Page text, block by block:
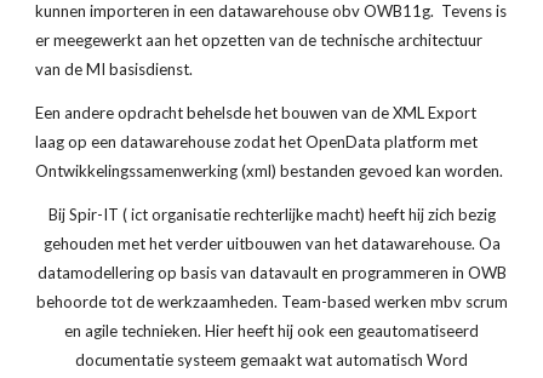
kunnen importeren in een datawarehouse obv OWB11g. Tevens is
er meegewerkt aan het opzetten van de technische architectuur
van de MI basisdienst.
Een andere opdracht behelsde het bouwen van de XML Export
laag op een datawarehouse zodat het OpenData platform met
Ontwikkelingssamenwerking (xml) bestanden gevoed kan worden.
Bij Spir-IT ( ict organisatie rechterlijke macht) heeft hij zich bezig
gehouden met het verder uitbouwen van het datawarehouse. Oa
datamodellering op basis van datavault en programmeren in OWB
behoorde tot de werkzaamheden. Team-based werken mbv scrum
en agile technieken. Hier heeft hij ook een geautomatiseerd
documentatie systeem gemaakt wat automatisch Word